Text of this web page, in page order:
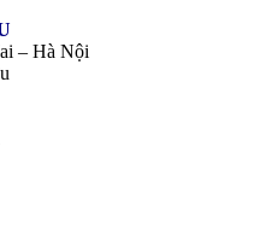
– Hà Nội